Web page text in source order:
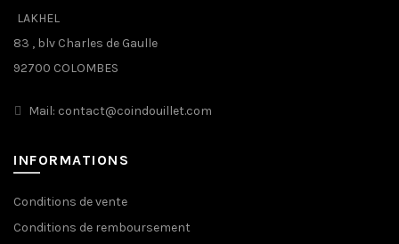
LAKHEL
83 , blv Charles de Gaulle
92700 COLOMBES
Mail: contact@coindouillet.com
INFORMATIONS
Conditions de vente
Conditions de remboursement